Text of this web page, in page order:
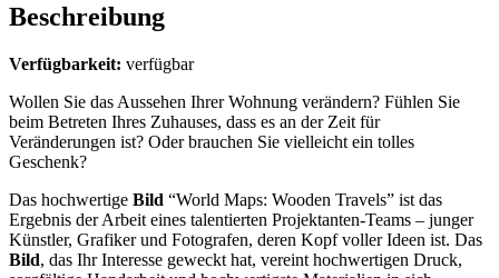
Beschreibung
Verfügbarkeit: verfügbar
Wollen Sie das Aussehen Ihrer Wohnung verändern? Fühlen Sie
beim Betreten Ihres Zuhauses, dass es an der Zeit für
Veränderungen ist? Oder brauchen Sie vielleicht ein tolles
Geschenk?
Das hochwertige Bild “World Maps: Wooden Travels” ist das
Ergebnis der Arbeit eines talentierten Projektanten-Teams – junger
Künstler, Grafiker und Fotografen, deren Kopf voller Ideen ist. Das
Bild, das Ihr Interesse geweckt hat, vereint hochwertigen Druck,